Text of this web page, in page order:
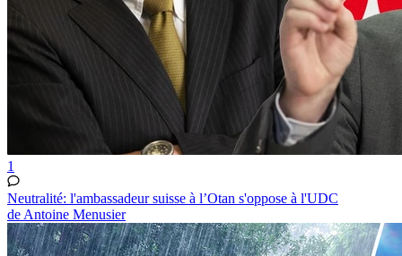
1
Neutralité: l'ambassadeur suisse à l’Otan s'oppose à l'UDC
de Antoine Menusier